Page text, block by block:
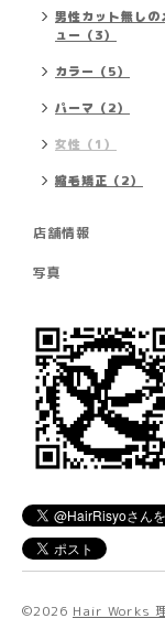
男性カット無しの
ュー（3）
カラー（5）
パーマ（2）
女性（1）
縮毛矯正（2）
店舗情報
写真
©2026 Hair Works